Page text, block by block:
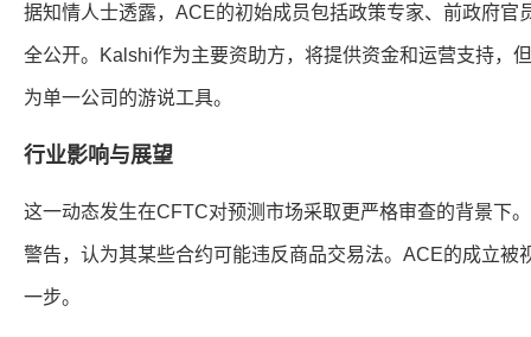
据知情人士透露，ACE的初始成员包括政策专家、前政府官
全公开。Kalshi作为主要资助方，将提供资金和运营支持，
为单一公司的游说工具。
行业影响与展望
这一动态发生在CFTC对预测市场采取更严格审查的背景下
警告，认为其某些合约可能违反商品交易法。ACE的成立被
一步。